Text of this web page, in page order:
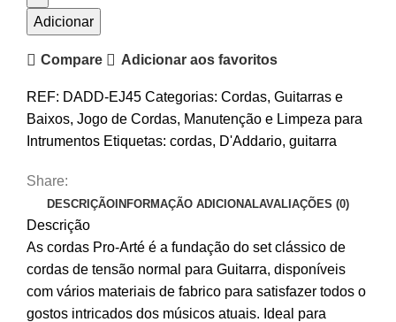
D'Addario
Arté
Adicionar
Compare Adicionar aos favoritos
REF: DADD-EJ45 Categorias: Cordas, Guitarras e
Baixos, Jogo de Cordas, Manutenção e Limpeza para
Intrumentos Etiquetas: cordas, D'Addario, guitarra
Share:
DESCRIÇÃOINFORMAÇÃO ADICIONALAVALIAÇÕES (0)
Descrição
As cordas Pro-Arté é a fundação do set clássico de
cordas de tensão normal para Guitarra, disponíveis
com vários materiais de fabrico para satisfazer todos o
gostos intricados dos músicos atuais. Ideal para